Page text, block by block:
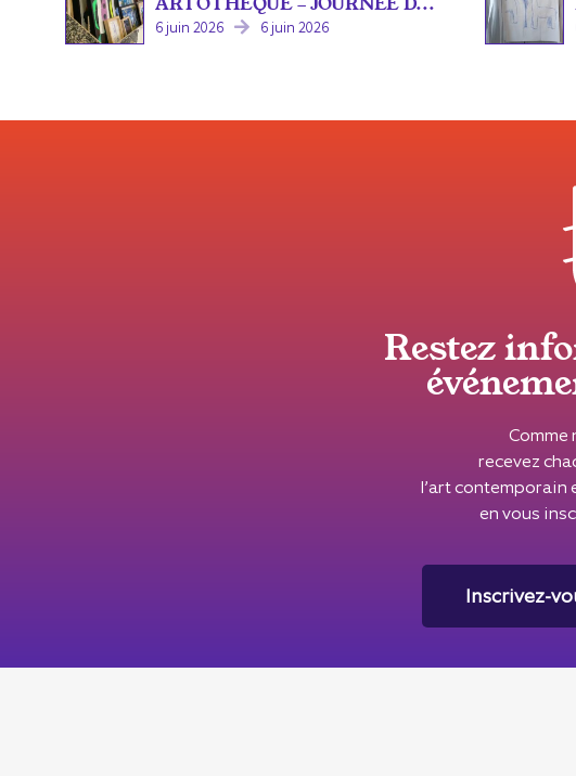
6 juin 2026 6 juin 2026
Restez
Comme
recevez
l’art contemporain
en vous
Inscrivez-